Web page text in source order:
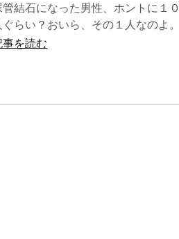
管結石になった男性、ホントに１０
ぐらい？おいら、その１人なのよ
去２回も救急車で運んでもらった経
持ち、経験した人なら分かってく
事を読む